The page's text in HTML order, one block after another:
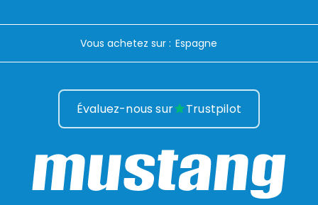
Vous achetez sur :
Évaluez-nous sur Trustpilot